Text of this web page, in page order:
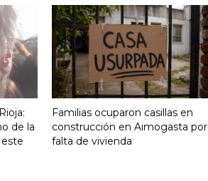
de la
Familias ocuparon casillas en
construcción en Aimogasta por
falta de vivienda